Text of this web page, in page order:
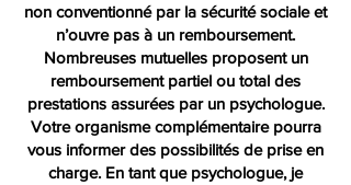
non conventionné par la sécurité sociale et
n’ouvre pas à un remboursement.
Nombreuses mutuelles proposent un
remboursement partiel ou total des
prestations assurées par un psychologue.
Votre organisme complémentaire pourra
vous informer des possibilités de prise en
charge. En tant que psychologue, je